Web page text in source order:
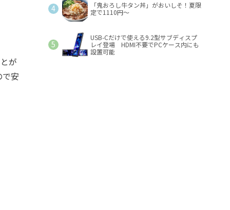
が
で安
「鬼おろし牛タン丼」がおいしそ！夏限
定で1110円～
USB-Cだけで使える9.2型サブディスプ
レイ登場 HDMI不要でPCケース内にも
設置可能